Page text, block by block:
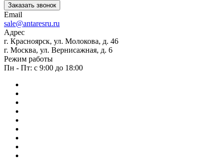
Заказать звонок
Email
sale@antaresru.ru
Адрес
г. Красноярск, ул. Молокова, д. 46
г. Москва, ул. Вернисажная, д. 6
Режим работы
Пн - Пт: с 9:00 до 18:00